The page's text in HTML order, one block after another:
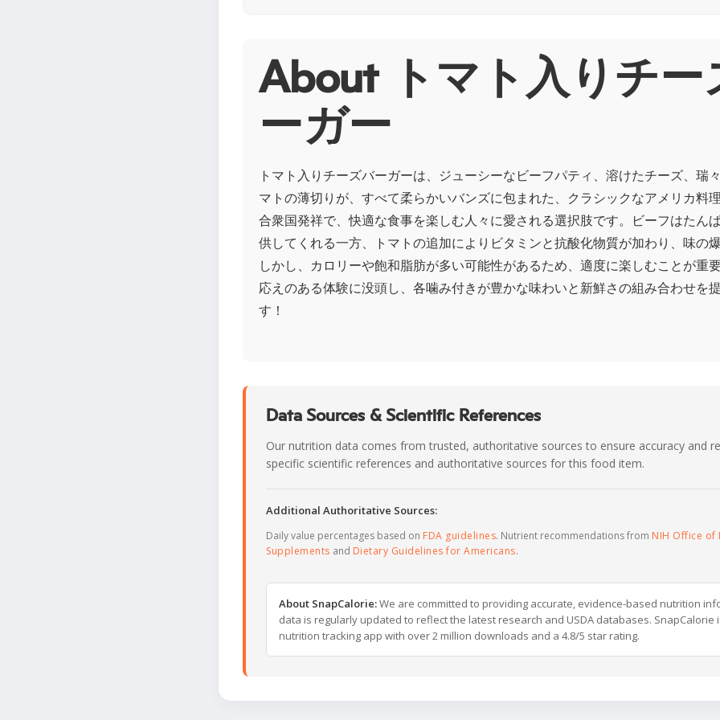
About トマト入りチー
ーガー
トマト入りチーズバーガーは、ジューシーなビーフパティ、溶けたチーズ、瑞
マトの薄切りが、すべて柔らかいバンズに包まれた、クラシックなアメリカ料
合衆国発祥で、快適な食事を楽しむ人々に愛される選択肢です。ビーフはたん
供してくれる一方、トマトの追加によりビタミンと抗酸化物質が加わり、味の
しかし、カロリーや飽和脂肪が多い可能性があるため、適度に楽しむことが重
応えのある体験に没頭し、各噛み付きが豊かな味わいと新鮮さの組み合わせを
す！
Data Sources & Scientific References
Our nutrition data comes from trusted, authoritative sources to ensure accuracy and
specific scientific references and authoritative sources for this food item.
Additional Authoritative Sources:
Daily value percentages based on FDA guidelines. Nutrient recommendations from NIH Office of
Supplements and Dietary Guidelines for Americans.
About SnapCalorie:We are committed to providing accurate, evidence-based nutrition
data is regularly updated to reflect the latest research and USDA databases. SnapCalorie
nutrition tracking app with over 2 million downloads and a 4.8/5 star rating.